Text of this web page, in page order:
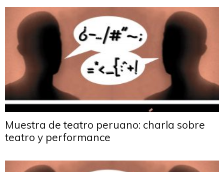
Muestra de teatro peruano: charla sobre
teatro y performance